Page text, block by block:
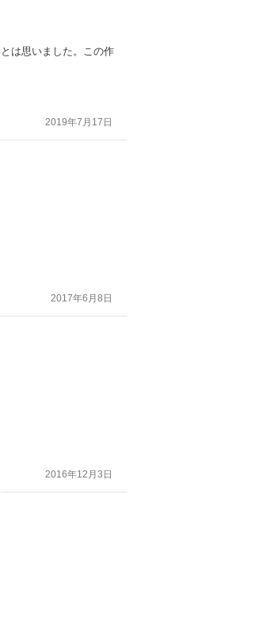
は思いました。この作
2019年7月17日
2017年6月8日
2016年12月3日